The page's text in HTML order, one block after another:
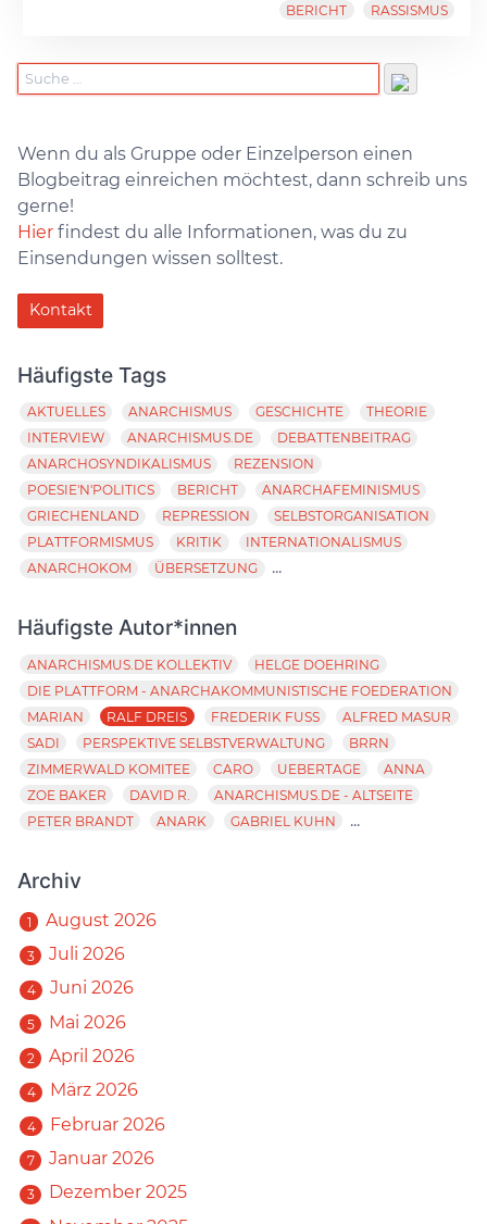
BERICHT
RASSISMUS
Wenn du als Gruppe oder Einzelperson einen
Blogbeitrag einreichen möchtest, dann schreib uns
gerne!
Hier findest du alle Informationen, was du zu
Einsendungen wissen solltest.
Kontakt
Häufigste Tags
AKTUELLES ANARCHISMUS GESCHICHTE
THEORIE
INTERVIEW
ANARCHISMUS.DE
DEBATTENBEITRAG
ANARCHOSYNDIKALISMUS
REZENSION
POESIE'N'POLITICS
BERICHT
ANARCHAFEMINISMUS
GRIECHENLAND
REPRESSION
SELBSTORGANISATION
PLATTFORMISMUS
KRITIK
INTERNATIONALISMUS
ANARCHOKOM
ÜBERSETZUNG ...
Häufigste Autor*innen
ANARCHISMUS.DE KOLLEKTIV
HELGE DOEHRING
DIE PLATTFORM - ANARCHAKOMMUNISTISCHE FOEDERATION
MARIAN
RALF DREIS FREDERIK FUSS
ALFRED MASUR
SADI
PERSPEKTIVE SELBSTVERWALTUNG
BRRN
ZIMMERWALD KOMITEE
CARO UEBERTAGE
ANNA
ZOE BAKER
DAVID R.
ANARCHISMUS.DE - ALTSEITE
PETER BRANDT
ANARK GABRIEL KUHN ...
Archiv
1 August 2026
3 Juli 2026
4 Juni 2026
5 Mai 2026
2 April 2026
4 März 2026
4 Februar 2026
7 Januar 2026
3 Dezember 2025